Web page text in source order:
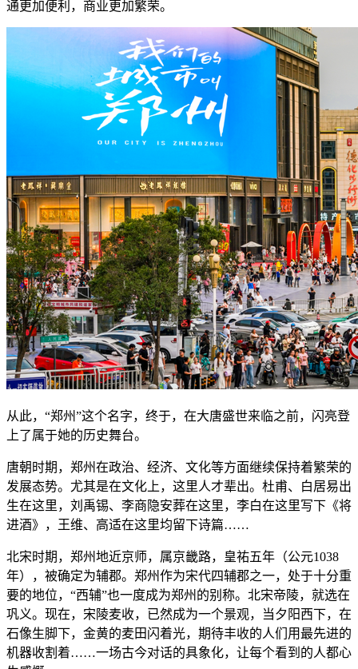
通更加便利，商业更加繁荣。
从此，“郑州”这个名字，终于，在大唐盛世来临之前，闪亮登
上了属于她的历史舞台。
唐朝时期，郑州在政治、经济、文化等方面继续保持着繁荣的
发展态势。尤其是在文化上，这里人才辈出。杜甫、白居易出
生在这里，刘禹锡、李商隐安葬在这里，李白在这里写下《将
进酒》，王维、高适在这里均留下诗篇……
北宋时期，郑州地近京师，属京畿路，皇祐五年（公元1038
年），被确定为辅郡。郑州作为宋代四辅郡之一，处于十分重
要的地位，“西辅”也一度成为郑州的别称。北宋帝陵，就选在
巩义。现在，宋陵麦收，已然成为一个景观，当夕阳西下，在
石像生脚下，金黄的麦田闪着光，期待丰收的人们用最先进的
机器收割着……一场古今对话的具象化，让每个看到的人都心